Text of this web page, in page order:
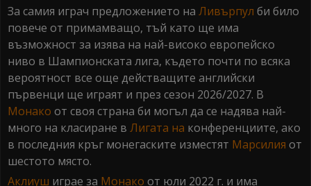
За самия играч предложението на Ливърпул би било
повече от примамващо, тъй като ще има
възможност за изява на най-високо европейско
ниво в Шампионската лига, където почти по всяка
вероятност все още действащите английски
първенци ще играят и през сезон 2026/2027. В
Монако от своя страна би могъл да се надява най-
много на класиране в Лигата на конференциите, ако
в последния кръг монегаските изместят Марсилия от
шестото място.
Аклиуш играе за Монако от юли 2022 г. и има